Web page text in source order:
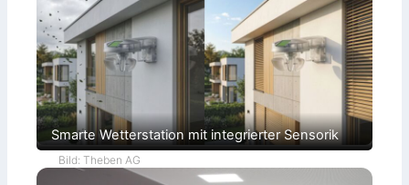
Smarte Wetterstation mit integrierter Sensorik
Bild: Theben AG